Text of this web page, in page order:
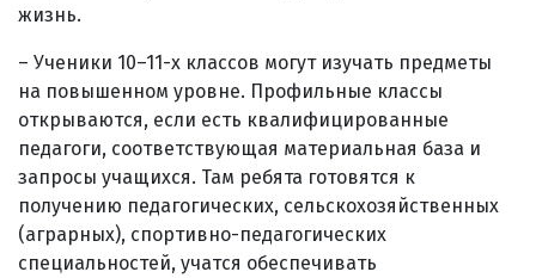
жизнь.
– Ученики 10–11-х классов могут изучать предметы
на повышенном уровне. Профильные классы
открываются, если есть квалифицированные
педагоги, соответствующая материальная база и
запросы учащихся. Там ребята готовятся к
получению педагогических, сельскохозяйственных
(аграрных), спортивно-педагогических
специальностей, учатся обеспечивать